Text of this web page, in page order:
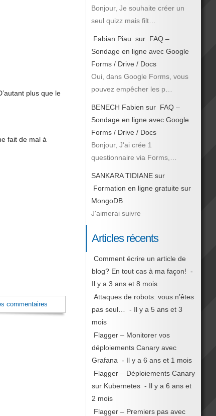
plus que le
fait de mal à
commentaires
Bonjour, Je souhaite créer un
seul quizz mais filt…
Fabian Piau sur FAQ –
Sondage en ligne avec Google
Forms / Drive / Docs
Oui, dans Google Forms, vous
pouvez empêcher les p…
BENECH Fabien sur FAQ –
Sondage en ligne avec Google
Forms / Drive / Docs
Bonjour, J'ai crée 1
questionnaire via Forms,…
SANKARA TIDIANE sur
Formation en ligne gratuite sur
MongoDB
J'aimerai suivre
Articles récents
Comment écrire un article de
blog? En tout cas à ma façon! -
Il y a 3 ans et 8 mois
Attaques de robots: vous n’êtes
pas seul…
- Il y a 5 ans et 3
mois
Flagger – Monitorer vos
déploiements Canary avec
Grafana - Il y a 6 ans et 1 mois
Flagger – Déploiements Canary
sur Kubernetes - Il y a 6 ans et
2 mois
Flagger – Premiers pas avec